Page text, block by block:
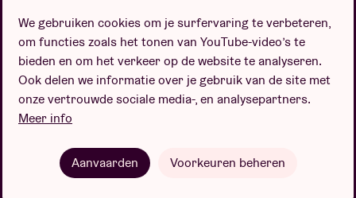
Privacybeleid Cookiebeleid
Verkoopsvoorwaarden
Design door
We gebruiken cookies om je surfervaring te verbeteren,
om functies zoals het tonen van YouTube-video’s te
bieden en om het verkeer op de website te analyseren.
Ook delen we informatie over je gebruik van de site met
onze vertrouwde sociale media-, en analysepartners.
Meer info
Aanvaarden Voorkeuren beheren